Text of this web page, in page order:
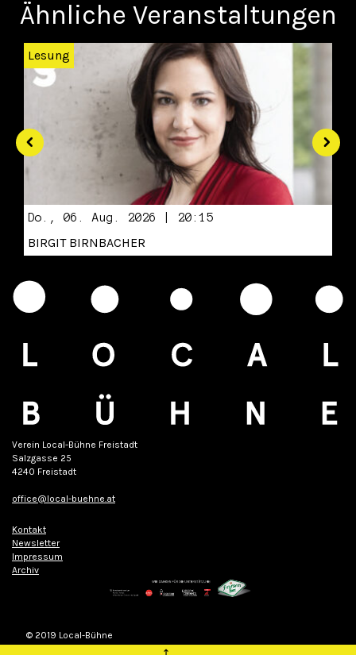
Ähnliche Veranstaltungen
Zurück
Lesung
Do., 06. Aug. 2026 | 20:15
BIRGIT BIRNBACHER
Verein Local-Bühne Freistadt
Salzgasse 25
4240 Freistadt
office@local-buehne.at
Kontakt
Newsletter
Impressum
Archiv
© 2019 Local-Bühne